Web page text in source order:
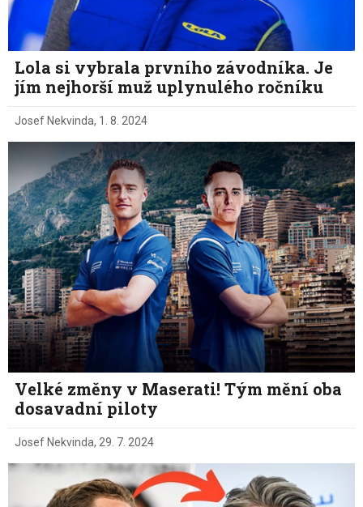
Lola si vybrala prvního závodníka. Je
jím nejhorší muž uplynulého ročníku
Josef Nekvinda, 1. 8. 2024
Velké změny v Maserati! Tým mění oba
dosavadní piloty
Josef Nekvinda, 29. 7. 2024